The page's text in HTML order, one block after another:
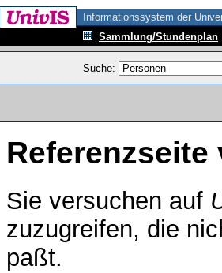
Informationssystem der
Sammlung/Stundenplan
Suche:
Referenzseite
Sie versuchen auf
zuzugreifen, die
paßt.